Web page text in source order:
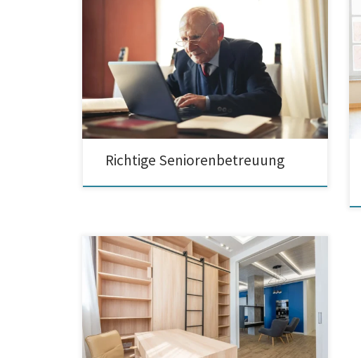
Die richtige Seniorenbetreuung. Ein Seniorenheim
oder 24-Stunden Betreuung? Im Laufe der Zeit
benötigen zahlreiche ältere Personen mehr Pflege.
Mit zunehmendem Alter kommt es bei den meisten
älteren Menschen zu gesundheitlichen
Einschränkungen. Beeinträchtigungen im Hinblick auf
Beweglichkeit, Demenz, Bettlägerigkeit etc. – diese
und andere Probleme betreffen viele Senioren. Auf
welche Weise […]
Richtige Seniorenbetreuung
Möbel nach Maß für das Bad, die Küche und andere
Räume Möbel nach Maß sind aufgrund ihrer
zahlreichen Stärken immer beliebter. Kein Wunder! Sie
sind eine platzsparende Lösung, die sich an jedes
Haus hervorragend anpassen lassen. Wenn Sie einen
Einbauschrank für ein Treppenhaus oder eine
Dachschräge suchen, ist ein Produkt […]